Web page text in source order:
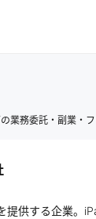
業務委託・副業・
提供する企業。